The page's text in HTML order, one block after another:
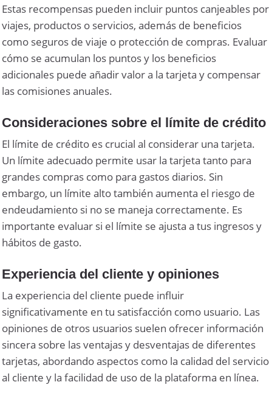
Estas recompensas pueden incluir puntos canjeables por
viajes, productos o servicios, además de beneficios
como seguros de viaje o protección de compras. Evaluar
cómo se acumulan los puntos y los beneficios
adicionales puede añadir valor a la tarjeta y compensar
las comisiones anuales.
Consideraciones sobre el límite de crédito
El límite de crédito es crucial al considerar una tarjeta.
Un límite adecuado permite usar la tarjeta tanto para
grandes compras como para gastos diarios. Sin
embargo, un límite alto también aumenta el riesgo de
endeudamiento si no se maneja correctamente. Es
importante evaluar si el límite se ajusta a tus ingresos y
hábitos de gasto.
Experiencia del cliente y opiniones
La experiencia del cliente puede influir
significativamente en tu satisfacción como usuario. Las
opiniones de otros usuarios suelen ofrecer información
sincera sobre las ventajas y desventajas de diferentes
tarjetas, abordando aspectos como la calidad del servicio
al cliente y la facilidad de uso de la plataforma en línea.